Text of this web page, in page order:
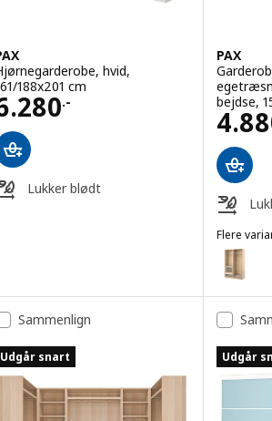
hvid,
188x201 cm
.-
6280.-
Lukker blødt
PAX
bejdse,
Pris
Flere
PAX
Sammenlign
Udgår snart Udgår